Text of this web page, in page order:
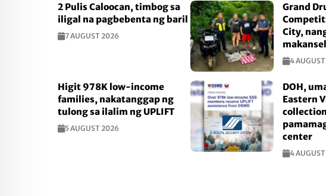
2 Pulis Caloocan, timbog sa
iligal na pagbebenta ng baril
7 AUGUST 2026
Grand
City,
4
Higit 978K low-income
families, nakatanggap ng
tulong sa ilalim ng UPLIFT
5 AUGUST 2026
DOH,
Eastern
center
4